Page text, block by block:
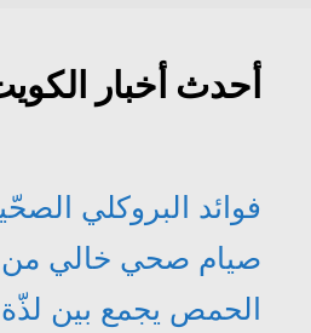
أحدث أخبار
فوائد البروكلي
صيام صحي خالي من
الحمص يجمع بين